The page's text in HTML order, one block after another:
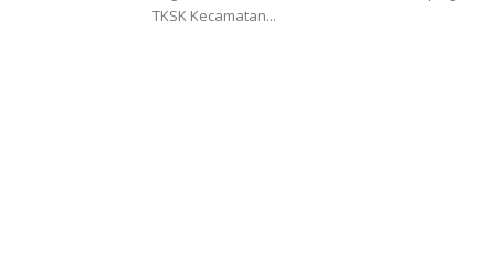
TKSK Kecamatan...